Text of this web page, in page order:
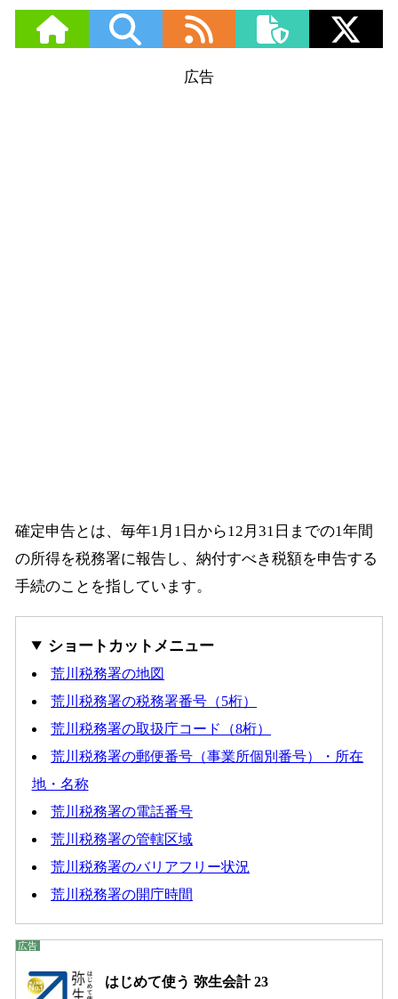
確定申告とは、毎年1月1日から12月31日までの1年間
の所得を税務署に報告し、納付すべき税額を申告する
手続のことを指しています。
ショートカットメニュー
荒川税務署の地図
荒川税務署の税務署番号（5桁）
荒川税務署の取扱庁コード（8桁）
荒川税務署の郵便番号（事業所個別番号）・所在
地・名称
荒川税務署の電話番号
荒川税務署の管轄区域
荒川税務署のバリアフリー状況
荒川税務署の開庁時間
はじめて使う 弥生会計 23